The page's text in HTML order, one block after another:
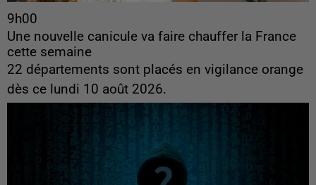
9h00
Une nouvelle canicule va faire chauffer la France
cette semaine
22 départements sont placés en vigilance orange
dès ce lundi 10 août 2026.